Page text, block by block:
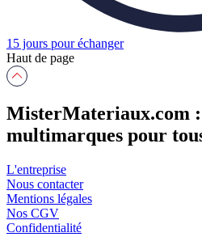
15 jours pour échanger
Haut de page
MisterMateriaux.com
multimarques pour
L'entreprise
Nous contacter
Mentions légales
Nos CGV
Confidentialité